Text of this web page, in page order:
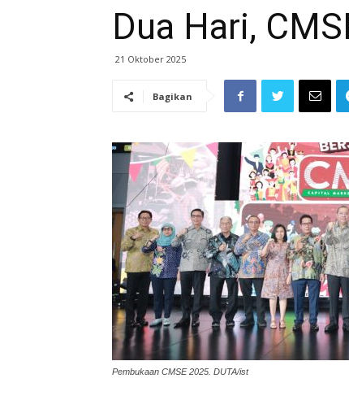
Dua Hari,
21 Oktober 2025
Bagikan
Pembukaan CMSE 2025. DUTA/ist